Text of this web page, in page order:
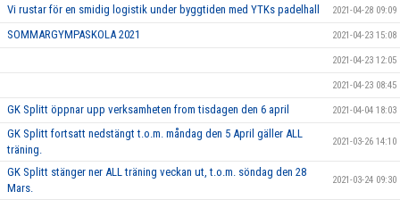
Vi rustar för en smidig logistik under byggtiden med YTKs padelhall 2021-04-28 09:09
SOMMARGYMPASKOLA 2021 2021-04-23 15:08
2021-04-23 12:05
2021-04-23 08:45
GK Splitt öppnar upp verksamheten from tisdagen den 6 april 2021-04-04 18:03
GK Splitt fortsatt nedstängt t.o.m. måndag den 5 April gäller ALL
träning.
2021-03-26 14:10
GK Splitt stänger ner ALL träning veckan ut, t.o.m. söndag den 28
Mars.
2021-03-24 09:30